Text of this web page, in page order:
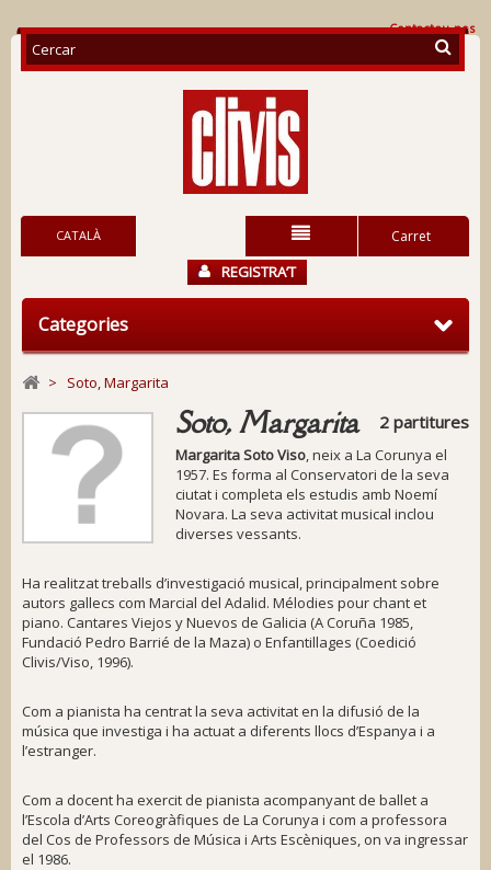
Contacteu-nos
Carret
CATALÀ
REGISTRA’T
Categories
> Soto, Margarita
Soto, Margarita 2 partitures
Margarita Soto Viso, neix a La Corunya el
1957. Es forma al Conservatori de la seva
ciutat i completa els estudis amb Noemí
Novara. La seva activitat musical inclou
diverses vessants.
Ha realitzat treballs d’investigació musical, principalment sobre
autors gallecs com Marcial del Adalid. Mélodies pour chant et
piano. Cantares Viejos y Nuevos de Galicia (A Coruña 1985,
Fundació Pedro Barrié de la Maza) o Enfantillages (Coedició
Clivis/Viso, 1996).
Com a pianista ha centrat la seva activitat en la difusió de la
música que investiga i ha actuat a diferents llocs d’Espanya i a
l’estranger.
Com a docent ha exercit de pianista acompanyant de ballet a
l’Escola d’Arts Coreogràfiques de La Corunya i com a professora
del Cos de Professors de Música i Arts Escèniques, on va ingressar
el 1986.